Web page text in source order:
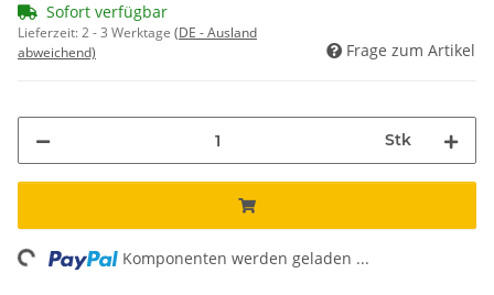
Sofort verfügbar
Lieferzeit:2 - 3 Werktage (DE - Ausland
abweichend)
Frage zum Artikel
Stk
Komponenten werden geladen ...